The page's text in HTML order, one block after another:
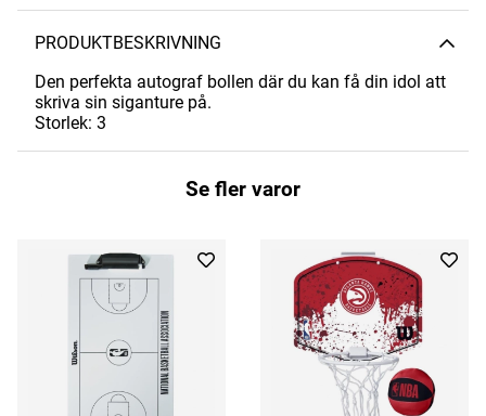
PRODUKTBESKRIVNING
Den perfekta autograf bollen där du kan få din idol att
skriva sin siganture på.
Storlek: 3
Se fler varor